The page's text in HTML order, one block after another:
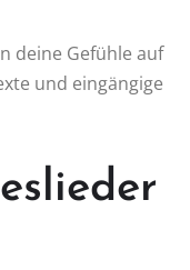
deine Gefühle auf
und eingängige